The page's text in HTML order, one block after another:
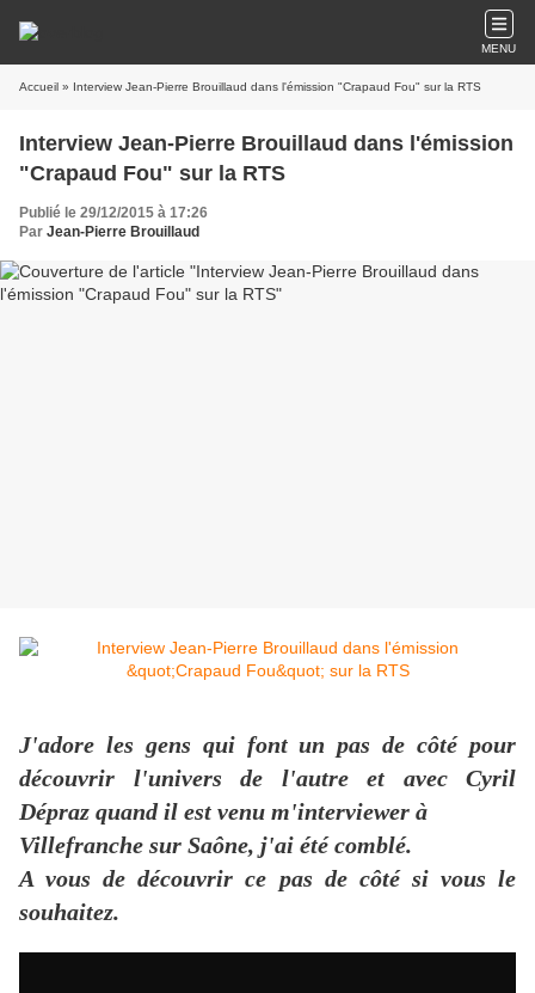
MENU
Accueil » Interview Jean-Pierre Brouillaud dans l'émission "Crapaud Fou" sur la RTS
Interview Jean-Pierre Brouillaud dans l'émission
"Crapaud Fou" sur la RTS
Publié le 29/12/2015 à 17:26
Par Jean-Pierre Brouillaud
J'adore les gens qui font un pas de côté pour
découvrir l'univers de l'autre et avec Cyril
Dépraz quand il est venu m'interviewer à
Villefranche sur Saône, j'ai été comblé.
A vous de découvrir ce pas de côté si vous le
souhaitez.